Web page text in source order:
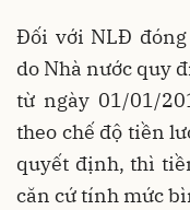
Đối với NLĐ
do Nhà nước quy
từ ngày 01/01/
theo chế độ tiền
quyết định, thì
căn cứ tính mức